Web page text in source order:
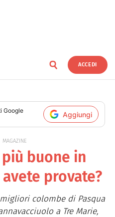
ACCEDI
Google
Aggiungi
MAGAZINE
buone in
provate?
colombe di Pasqua
a Tre Marie,